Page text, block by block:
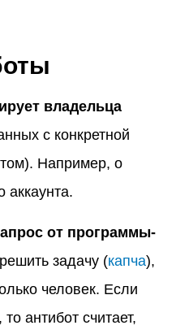
владельца
с конкретной
Например, о
аккаунта.
от программы-
задачу (капча),
человек. Если
антибот считает,